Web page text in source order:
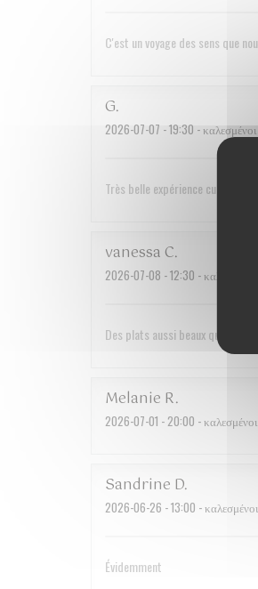
C'est un voyage des sens que
G
2026-07-07 - 19:30 -
Très belle expérience
vanessa C
2026-07-08 - 12:30 - καλεσμένοι 2
Des plats aussi beaux que
Melanie R
2026-07-01 - 20:00 -
Sandrine D
2026-06-26 - 13:00 -
Évidemment